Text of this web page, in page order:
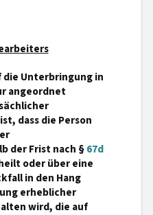
die Unterbringung in
angeordnet
dass die Person
der Frist nach §67d
oder über eine
in den Hang
erheblicher
wird, die auf